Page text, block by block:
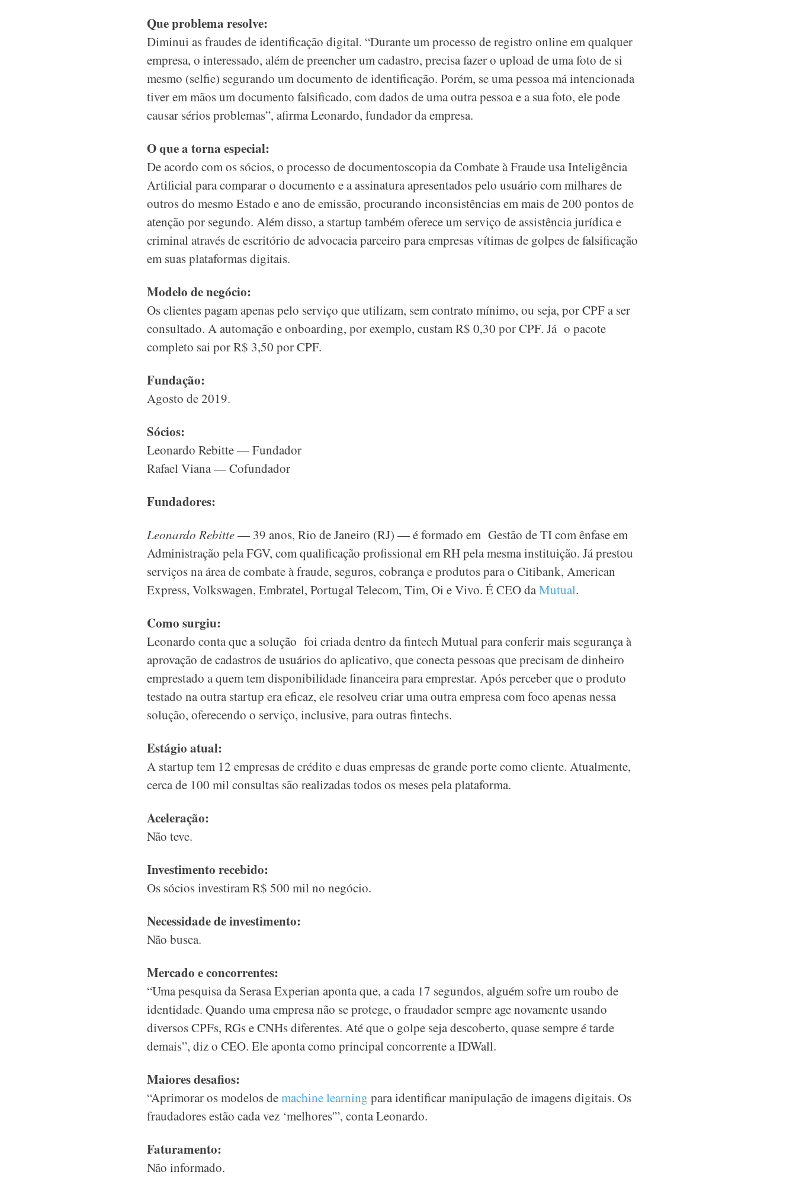
Que problema resolve:
Diminui as fraudes de identificação digital. “Durante um processo de registro online em qualquer
empresa, o interessado, além de preencher um cadastro, precisa fazer o upload de uma foto de si
mesmo (selfie) segurando um documento de identificação. Porém, se uma pessoa má intencionada
tiver em mãos um documento falsificado, com dados de uma outra pessoa e a sua foto, ele pode
causar sérios problemas”, afirma Leonardo, fundador da empresa.
O que a torna especial:
De acordo com os sócios, o processo de documentoscopia da Combate à Fraude usa Inteligência
Artificial para comparar o documento e a assinatura apresentados pelo usuário com milhares de
outros do mesmo Estado e ano de emissão, procurando inconsistências em mais de 200 pontos de
atenção por segundo. Além disso, a startup também oferece um serviço de assistência jurídica e
criminal através de escritório de advocacia parceiro para empresas vítimas de golpes de falsificação
em suas plataformas digitais.
Modelo de negócio:
Os clientes pagam apenas pelo serviço que utilizam, sem contrato mínimo, ou seja, por CPF a ser
consultado. A automação e onboarding, por exemplo, custam R$ 0,30 por CPF. Já o pacote
completo sai por R$ 3,50 por CPF.
Fundação:
Agosto de 2019.
Sócios:
Leonardo Rebitte — Fundador
Rafael Viana — Cofundador
Fundadores:
Leonardo Rebitte— 39 anos, Rio de Janeiro (RJ) — é formado em Gestão de TI com ênfase em
Administração pela FGV, com qualificação profissional em RH pela mesma instituição. Já prestou
serviços na área de combate à fraude, seguros, cobrança e produtos para o Citibank, American
Express, Volkswagen, Embratel, Portugal Telecom, Tim, Oi e Vivo. É CEO daMutual.
Como surgiu:
Leonardo conta que a solução foi criada dentro da fintech Mutual para conferir mais segurança à
aprovação de cadastros de usuários do aplicativo, que conecta pessoas que precisam de dinheiro
emprestado a quem tem disponibilidade financeira para emprestar. Após perceber que o produto
testado na outra startup era eficaz, ele resolveu criar uma outra empresa com foco apenas nessa
solução, oferecendo o serviço, inclusive, para outras fintechs.
Estágio atual:
A startup tem 12 empresas de crédito e duas empresas de grande porte como cliente. Atualmente,
cerca de 100 mil consultas são realizadas todos os meses pela plataforma.
Aceleração:
Não teve.
Investimento recebido:
Os sócios investiram R$ 500 mil no negócio.
Necessidade de investimento:
Não busca.
Mercado e concorrentes:
“Uma pesquisa da Serasa Experian aponta que, a cada 17 segundos, alguém sofre um roubo de
identidade. Quando uma empresa não se protege, o fraudador sempre age novamente usando
diversos CPFs, RGs e CNHs diferentes. Até que o golpe seja descoberto, quase sempre é tarde
demais”, diz o CEO. Ele aponta como principal concorrente a IDWall.
Maiores desafios:
“Aprimorar os modelos demachine learning para identificar manipulação de imagens digitais. Os
fraudadores estão cada vez ‘melhores'”, conta Leonardo.
Faturamento:
Não informado.